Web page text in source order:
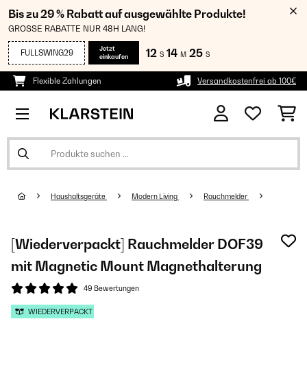
Bis zu 29 % Rabatt auf ausgewählte Produkte!
GROSSE RABATTE NUR 48H LANG!
FULLSWING29
Jetzt
einkaufen
12 S 14 M 24 S
Flexible Zahlungen Versandkostenfrei ab 100€
Haushaltsgeräte Modern Living Rauchmelder
[Wiederverpackt] Rauchmelder DOF39
mit Magnetic Mount Magnethalterung
49 Bewertungen
WIEDERVERPACKT